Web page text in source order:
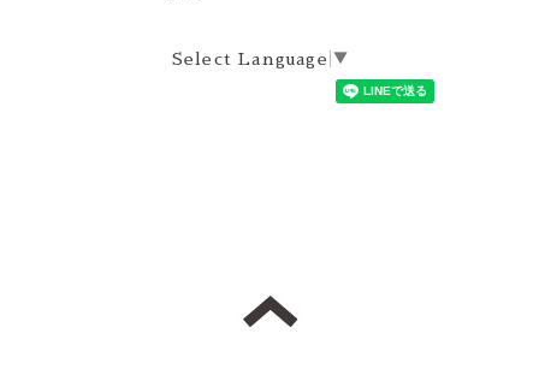
Select Language ▼